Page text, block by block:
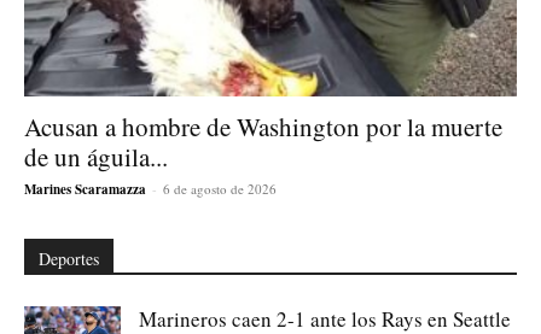
Acusan a hombre de Washington por la muerte
de un águila...
Marines Scaramazza - 6 de agosto de 2026
Deportes
Marineros caen 2-1 ante los Rays en Seattle